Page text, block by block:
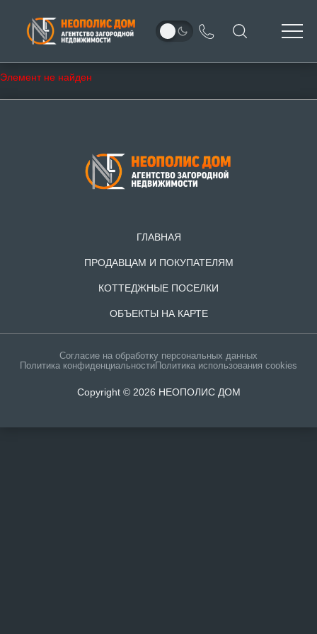
Элемент не найден
ГЛАВНАЯ
ПРОДАВЦАМ И ПОКУПАТЕЛЯМ
КОТТЕДЖНЫЕ ПОСЕЛКИ
ОБЪЕКТЫ НА КАРТЕ
Согласие на обработку персональных данных
Политика конфиденциальностиПолитика использования cookies
Copyright © 2026 НЕОПОЛИС ДОМ